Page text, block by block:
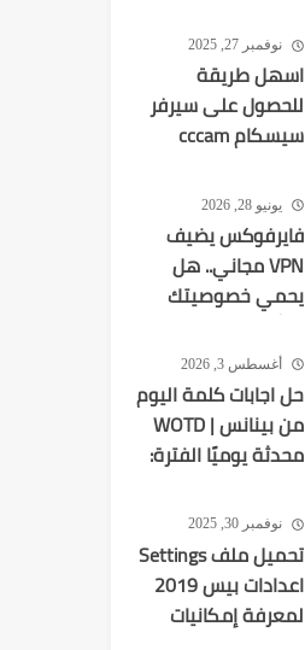
نوفمبر 27, 2025
اسهل طريقة
للحصول على سيرفر
سيسكام cccam
يونيو 28, 2026
فايرفوكس يضيف
VPN مجاني.. هل
يحمي خصوصيتك
فعلًا؟
أغسطس 3, 2026
حل اجابات كلمة اليوم
من بينانس | WOTD
محدثة يوميًا الفترة:
2026-08-09
نوفمبر 30, 2025
تحميل ملف Settings
اعدادات بيس 2019
لمعرفة إمكانيات